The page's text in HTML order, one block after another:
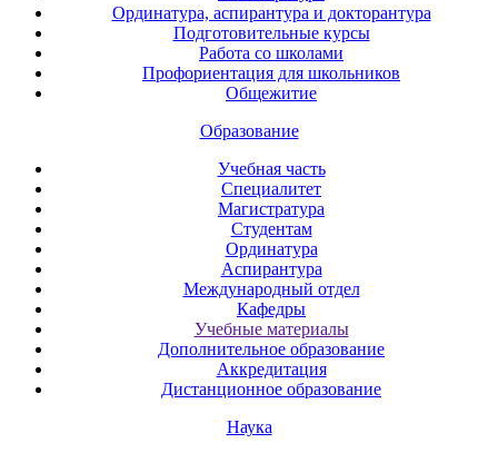
Ординатура, аспирантура и докторантура
Подготовительные курсы
Работа со школами
Профориентация для школьников
Общежитие
Образование
Учебная часть
Специалитет
Магистратура
Студентам
Ординатура
Аспирантура
Международный отдел
Кафедры
Учебные материалы
Дополнительное образование
Аккредитация
Дистанционное образование
Наука